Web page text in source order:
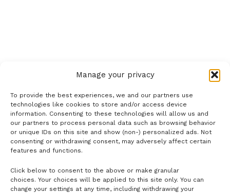
Manage your privacy
To provide the best experiences, we and our partners use
technologies like cookies to store and/or access device
information. Consenting to these technologies will allow us and
our partners to process personal data such as browsing behavior
or unique IDs on this site and show (non-) personalized ads. Not
consenting or withdrawing consent, may adversely affect certain
features and functions.
Click below to consent to the above or make granular
choices. Your choices will be applied to this site only. You can
change your settings at any time, including withdrawing your
- H I R D E T É S -